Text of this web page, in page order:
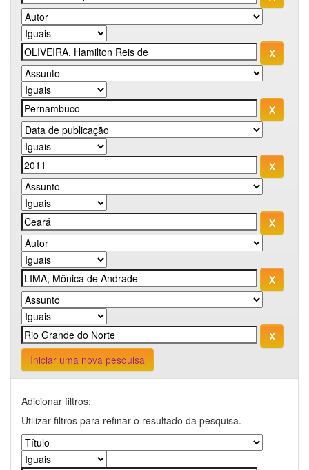
Iniciar uma nova pesquisa
Adicionar filtros:
Utilizar filtros para refinar o resultado da pesquisa.